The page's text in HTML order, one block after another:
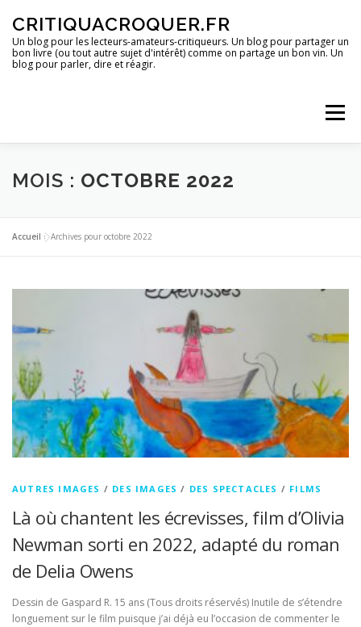
contenu
CRITIQUACROQUER.FR
Un blog pour les lecteurs-amateurs-critiqueurs. Un blog pour partager un
bon livre (ou tout autre sujet d'intérêt) comme on partage un bon vin. Un
blog pour parler, dire et réagir.
Menu
ACCUEIL UN BLOG ? DES LIVRES
DES IMAGES DES SPECTACLES
MOIS : OCTOBRE 2022
Accueil »Archives pour octobre 2022
AUTRES IMAGES / DES IMAGES / DES SPECTACLES / FILMS
Là où chantent les écrevisses, film d’Olivia
Newman sorti en 2022, adapté du roman
de Delia Owens
Dessin de Gaspard R. 15 ans (Tous droits réservés) Inutile de s’étendre
longuement sur le film puisque j’ai déjà eu l’occasion de commenter le